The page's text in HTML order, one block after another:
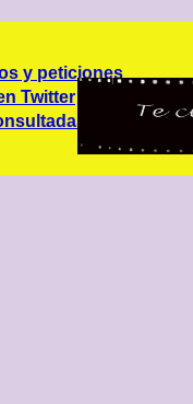
y peticiones
Twitter